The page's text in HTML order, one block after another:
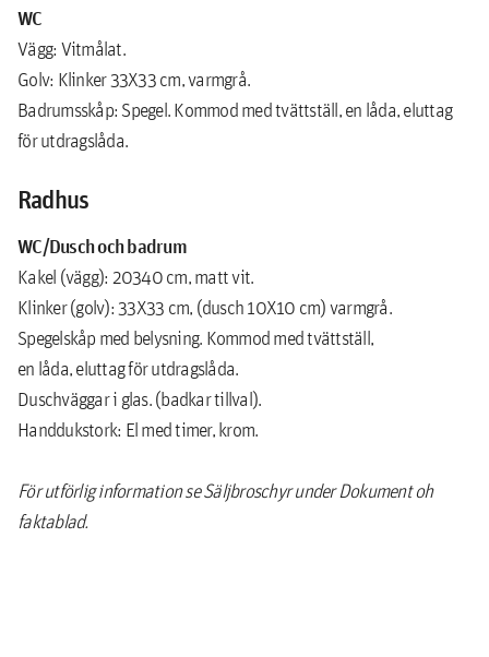
WC
Vägg: Vitmålat.
Golv: Klinker 33X33 cm, varmgrå.
Badrumsskåp: Spegel. Kommod med tvättställ, en låda, eluttag
för utdragslåda.
Radhus
WC/Dusch och badrum
Kakel (vägg): 20340 cm, matt vit.
Klinker (golv): 33X33 cm, (dusch 10X10 cm) varmgrå.
Spegelskåp med belysning. Kommod med tvättställ,
en låda, eluttag för utdragslåda.
Duschväggar i glas. (badkar tillval).
Handdukstork: El med timer, krom.
För utförlig information se Säljbroschyr under Dokument oh
faktablad.